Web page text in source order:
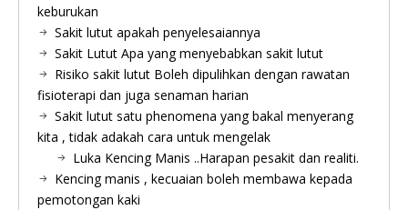
keburukan
Sakit lutut apakah penyelesaiannya
Sakit Lutut Apa yang menyebabkan sakit lutut
Risiko sakit lutut Boleh dipulihkan dengan rawatan
fisioterapi dan juga senaman harian
Sakit lutut satu phenomena yang bakal menyerang
kita , tidak adakah cara untuk mengelak
Luka Kencing Manis ..Harapan pesakit dan realiti.
Kencing manis , kecuaian boleh membawa kepada
pemotongan kaki